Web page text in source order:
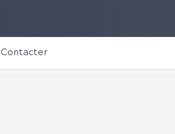
Contacter